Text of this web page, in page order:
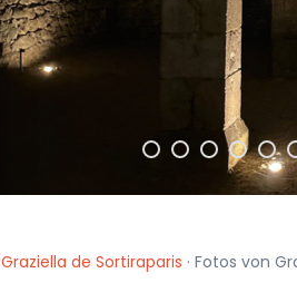
Graziella de Sortiraparis · Fotos von